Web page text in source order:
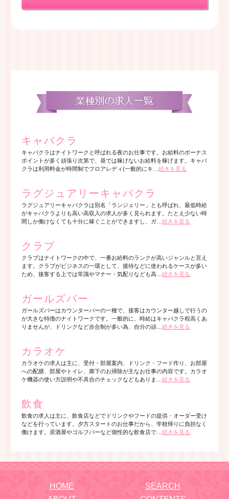
キャバクラ
キャバクラはナイトワークと呼ばれる夜のお仕事です。お給料のボーナス
ポイントが多く頑張り次第で、昼では稼げないお給料を稼げます。キャバ
クラは利用料金が時間制でフロアレディ(一般的にキ…続きを見る
ラグジュアリーキャバクラ
ラグジュアリーキャバクラは別名「ランジェリー」とも呼ばれ、最低時給
がキャバクラよりも高い高収入の求人が多く見られます。たとえ少ない時
間しか働けなくても十分に稼ぐことができますし、ガ…続きを見る
クラブ
クラブはナイトワークの中で、一番お給料のランクが高いジャンルと言え
ます。クラブがビジネスの一環として、接待などに使われるケースが多い
ため、接客する上では常識やマナー・気配りなども高…続きを見る
ガールズバー
ガールズバーはカウンターバーの一種で、接客はカウンター越しで行うの
が大きな特徴のナイトワークです。一般的に、時給はキャバクラ程高くあ
りませんが、ドリンクなど歩合制が多い為、自分の頑…続きを見る
カラオケ
カラオケの求人は主に、受付・部屋案内、ドリンク・フード作り、お部屋
への配膳、部屋やトイレ、廊下のお掃除が主なお仕事の内容です。カラオ
ケ機器の使い方説明や不具合のチェックなどもありま…続きを見る
飲食
飲食の求人は主に、飲食店などでドリンクやフードの提供・オーダー受け
などを行っています。夕方スタートのお仕事だから、学校帰りに負担なく
働けます。居酒屋やゴルフバーなど個性的な飲食店で…続きを見る
HOME
SEARCH